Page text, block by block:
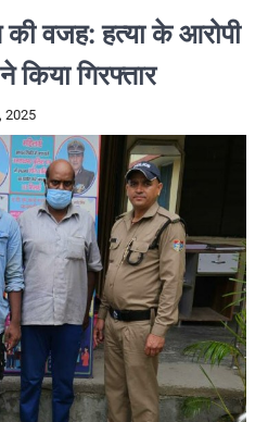
की वजह: हत्या के आरोपी
किया गिरफ्तार
2025